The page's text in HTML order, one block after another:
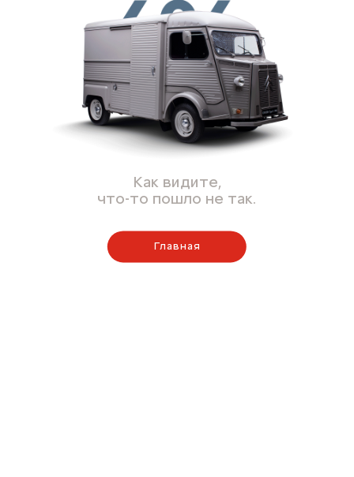
Как видите,
что-то пошло не так.
Главная